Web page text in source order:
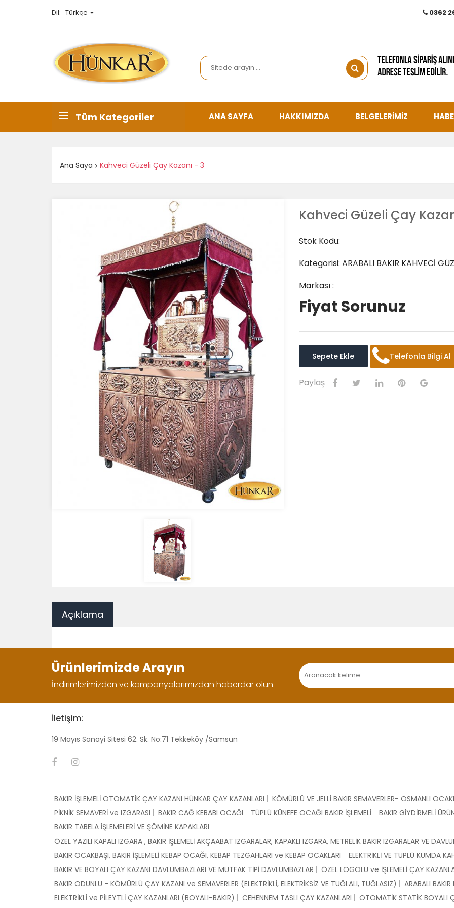
Dil: Türkçe
English
0362
Tüm Kategoriler ANA SAYFA HAKKIMIZDA BELGELERİMİZ
Ana Saya Kahveci Güzeli Çay Kazanı - 3
Kahveci Güzeli Çay
Stok Kodu:
Kategorisi: ARABALI BAKIR KAHVECİ
Markası :
Fiyat Sorunuz
Sepete Ekle Telefonla Bilgi Al
Paylaş
Açıklama
Ürünlerimizde Arayın
İndirimlerimizden ve kampanyalarımızdan haberdar olun.
İletişim:
19 Mayıs Sanayi Sitesi 62. Sk. No:71 Tekkeköy /Samsun
BAKIR İŞLEMELİ OTOMATİK ÇAY KAZANI HÜNKAR ÇAY KAZANLARI KÖMÜRLÜ VE JELLİ BAKIR SEMAVERLER- OSMANLI
PİKNİK SEMAVERİ ve IZGARASI
BAKIR CAĞ KEBABI OCAĞI TÜPLÜ KÜNEFE OCAĞI BAKIR İŞLEMELİ
BAKIR GİYDİRMELİ
BAKIR TABELA İŞLEMELERİ VE ŞÖMİNE KAPAKLARI
ÖZEL YAZILI KAPALI IZGARA , BAKIR İŞLEMELİ AKÇAABAT IZGARALAR, KAPAKLI IZGARA, METRELİK BAKIR IZGARALAR VE
BAKIR OCAKBAŞI, BAKIR İŞLEMELİ KEBAP OCAĞI, KEBAP TEZGAHLARI ve KEBAP OCAKLARI
ELEKTRİKLİ VE TÜPLÜ KUMDA
BAKIR VE BOYALI ÇAY KAZANI DAVLUMBAZLARI VE MUTFAK TİPİ DAVLUMBAZLAR
ÖZEL LOGOLU ve İŞLEMELİ ÇAY
BAKIR ODUNLU - KÖMÜRLÜ ÇAY KAZANI ve SEMAVERLER (ELEKTRİKLİ, ELEKTRİKSİZ VE TUĞLALI, TUĞLASIZ)
ARABALI
ELEKTRİKLİ ve PİLEYTLİ ÇAY KAZANLARI (BOYALI-BAKIR)
CEHENNEM TASLI ÇAY KAZANLARI
OTOMATİK STATİK BOYALI